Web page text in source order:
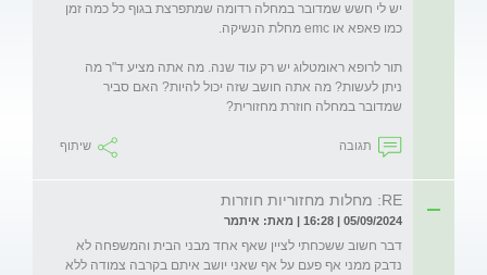
יש לי חשש שמדובר במחלה רדומה שמתפרצת בגוף כל כמה זמן
תור לרופא ראומטלוג יש רק עוד שנה. מה אתה מציע ד"ר מה
ניתן לעשות? מה אתה חושב שזה יכול להיות? האם סביר
שמדובר במחלה חוזרת מחזורית?
תגובה שיתוף
RE: מחלות מחזוריות חוזרות
05/09/2024 | 16:28 | מאת: איתמר
דבר חשוב ששכחתי לציין שאף אחד מבני הבית והמשפחה לא
נדבק ממני אף פעם על אף שאני יושב איתם בקרבה צמודה ללא